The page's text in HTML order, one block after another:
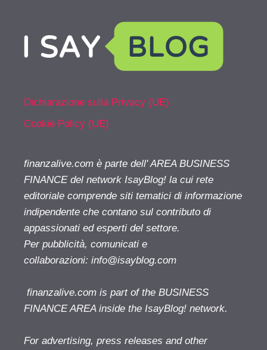
Dichiarazione sulla Privacy (UE)
Cookie Policy (UE)
finanzalive.com è parte dell' AREA BUSINESS
FINANCE del network IsayBlog! la cui rete
editoriale comprende siti tematici di informazione
indipendente che contano sul contributo di
appassionati ed esperti del settore.
Per pubblicità, comunicati e
collaborazioni: info@isayblog.com
finanzalive.com is part of the BUSINESS
FINANCE AREA inside the IsayBlog! network.
For advertising, press releases and other